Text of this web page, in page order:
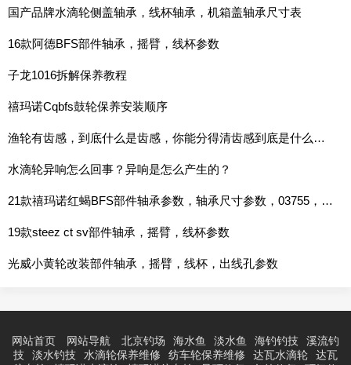
国产品牌水滴轮侧盖轴承，线杯轴承，机箱盖轴承尺寸表
16款阿德BFS部件轴承，摇臂，线杯参数
子龙1016拆解保养教程
禧玛诺Cqbfs鼓轮保养安装顺序
渔轮有齿感，到底什么是齿感，你能分得清齿感到底是什么吗？
水滴轮异响怎么回事？异响是怎么产生的？
21款禧玛诺红蝎BFS部件轴承参数，轴承尺寸参数，03755，03756，03757，03758
19款steez ct sv部件轴承，摇臂，线杯参数
光威小黄轮改装部件轴承，摇臂，线杯，出线孔参数
网站首页 网站导航 北京钓场 海水鱼 淡水鱼 海钓钓技
溪流钓
技
淡水钓技 水滴轮保养维修 纺车轮保养维修 达瓦水滴轮
达瓦